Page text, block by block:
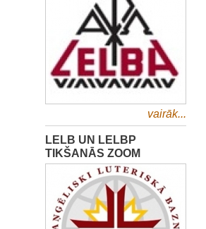
vairāk...
LELB UN LELBP
TIKŠANĀS ZOOM